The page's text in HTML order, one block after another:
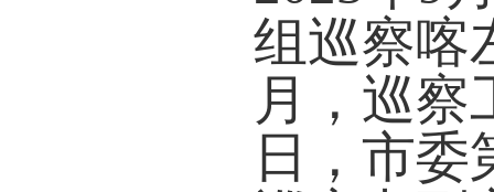
组巡察喀
月，巡察
日， 市委